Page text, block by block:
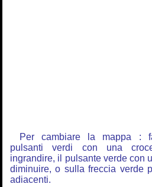
Per cambiare la mappa :
pulsanti verdi con una
ingrandire, il pulsante verde con
diminuire, o sulla freccia verde
adiacenti.